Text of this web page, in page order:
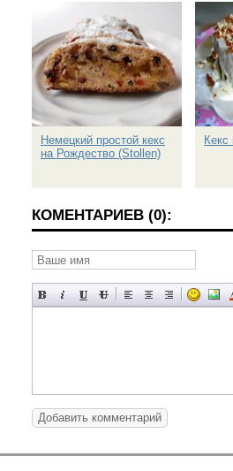
Немецкий простой кекс
на Рождество (Stollen)
КОМЕНТАРИЕВ (0):
Добавить комментарий